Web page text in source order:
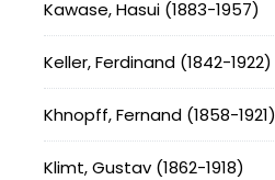
Kawase, Hasui (1883-1957)
Keller, Ferdinand (1842-1922)
Khnopff, Fernand (1858-1921)
Klimt, Gustav (1862-1918)